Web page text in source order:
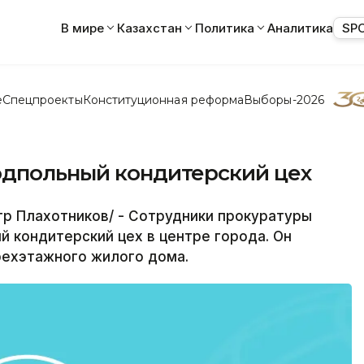
В мире Казахстан Политика Аналитика
СпецпроектыКонституционная реформаВыборы-2026
кондитерский цех
- Сотрудники прокуратуры
кондитерский цех в центре города. Он
жилого дома.